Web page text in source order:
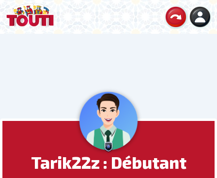
Tarik22z : Débutant